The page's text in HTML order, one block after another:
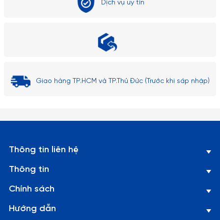
Dịch vụ uy tín
Giao hàng TP.HCM và TP.Thủ Đức (Trước khi sáp nhập)
Thông tin liên hệ
Thông tin
Chính sách
Hướng dẫn